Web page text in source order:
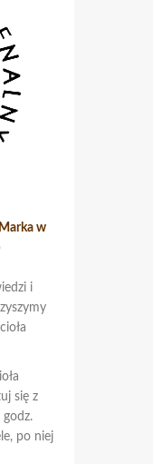
w
i
się z
po niej